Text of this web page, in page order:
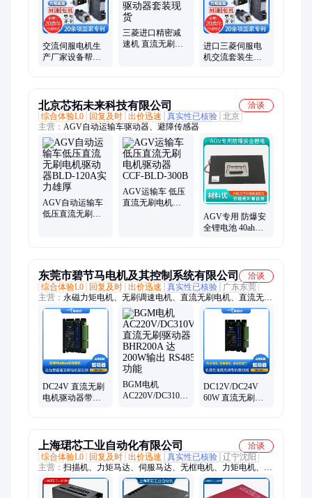
器、感应器
交流伺服电机生
产厂家设备帮手
三菱进口精密减
速机 直流无刷伺
进口三菱伺服电
机交流套装生产
北京芯拓未来科技有限公司
洽谈
综合体验L0
回复及时 出价迅速 真实性已核验 北京
主营： AGV自动运输车驱动器、避障传感器
AGV自动运输车
低压直流无刷电
AGV运输车 低压
直流无刷电机驱
AGV专用 防爆安
全锂电池 40ah
东莞市碧节马电机及其控制系统有限公司
洽谈
综合体验L0
回复及时 出价迅速 真实性已核验
广东东莞
主营： 永磁力矩电机、无刷调速电机、直流无刷电机、直流无刷
驱动器、无刷减速电机
DC24V 直流无刷
电机驱动器带
BGM电机
AC220V/DC310V
功能
DC12V/DC24V
60W 直流无刷电
上海珺芯工业自动化有限公司
洽谈
综合体验L0
回复及时 出价迅速 真实性已核验 辽宁沈阳
主营： 扫描机、力矩马达、伺服马达、无框电机、力矩电机、扭
矩电机、码器电机、直流电机、直驱电机、定制线性电机、直驱
直线电机、伺服直线电机、直线电机平台、直驱无刷电机、真空